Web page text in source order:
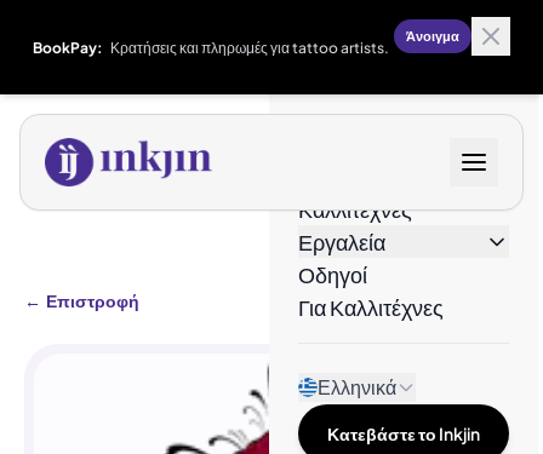
BookPay: Κρατήσεις και πληρωμές για tattoo artists.
Άνοιγμα
Καλλιτέχνες
Εργαλεία
Οδηγοί
Για Καλλιτέχνες
Ελληνικά
Κατεβάστε το Inkjin
← Επιστροφή